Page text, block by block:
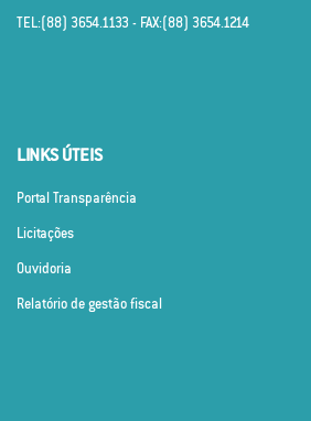
TEL:(88) 3654.1133 - FAX:(88) 3654.1214
LINKS ÚTEIS
Portal Transparência
Licitações
Ouvidoria
Relatório de gestão fiscal